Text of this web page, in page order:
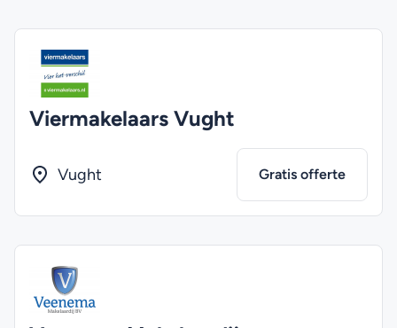
Viermakelaars Vught
Vught Gratis offerte